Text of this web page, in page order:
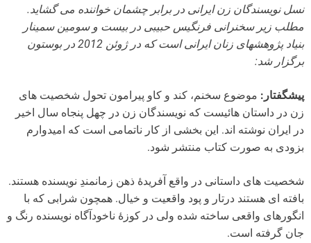
نسل نویسندگان زن ایرانی در برابر چشمان خواننده می گشاید.
مطلب زیر سخنرانی فرنگیس حبیبی در بیست و سومین سمینار
بنیاد پژوهشهای زنان ایرانی است که در ژوئن 2012 در بوستون
برگزار شد:
پیشگفتار: موضوع سخنم، کند و کاو پیرامون تحول شخصیت های
زن در داستان هائیست که نویسندگان زن در چهل پنجاه سال اخیر
در ایران نوشته اند. این بخشی از کار ناتمامی است که امیدوارم
بزودی به صورت کتاب منتشر شود.
شخصیت های داستانی در واقع آفریدۀ ذهن زمانمندِ نویسنده هستند.
بافته ای هستند درتار و پود واقعیت و خیال. همچون شرابی که با
انگورهای واقعی ساخته شده ولی در کوزۀ ناخودآگاه نویسنده رنگ و
جان گرفته است.